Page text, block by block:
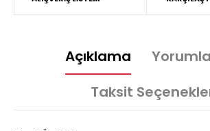
Açıklama
Taksit